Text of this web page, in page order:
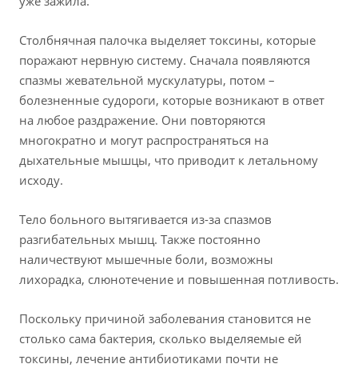
Столбнячная палочка выделяет токсины, которые
поражают нервную систему. Сначала появляются
спазмы жевательной мускулатуры, потом –
болезненные судороги, которые возникают в ответ
на любое раздражение. Они повторяются
многократно и могут распространяться на
дыхательные мышцы, что приводит к летальному
исходу.
Тело больного вытягивается из-за спазмов
разгибательных мышц. Также постоянно
наличествуют мышечные боли, возможны
лихорадка, слюнотечение и повышенная потливость.
Поскольку причиной заболевания становится не
столько сама бактерия, сколько выделяемые ей
токсины, лечение антибиотиками почти не